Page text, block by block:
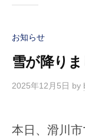
お知らせ
雪が降り
2025年12月5日 by
本日、滑川市